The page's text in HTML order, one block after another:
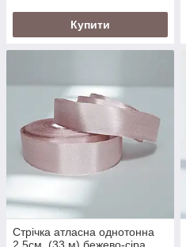
Купити
Стрічка атласна однотонна